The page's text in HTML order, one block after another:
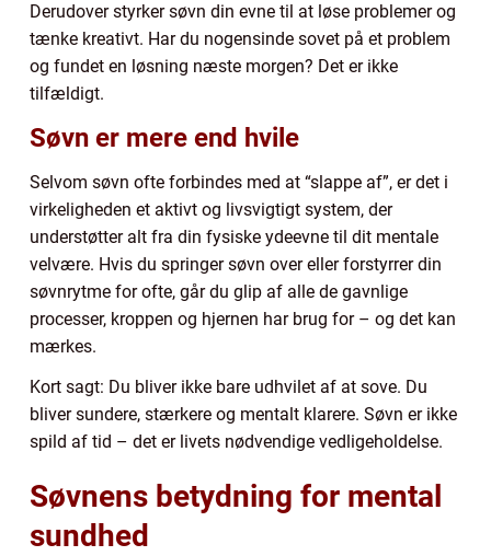
Derudover styrker søvn din evne til at løse problemer og
tænke kreativt. Har du nogensinde sovet på et problem
og fundet en løsning næste morgen? Det er ikke
tilfældigt.
Søvn er mere end hvile
Selvom søvn ofte forbindes med at “slappe af”, er det i
virkeligheden et aktivt og livsvigtigt system, der
understøtter alt fra din fysiske ydeevne til dit mentale
velvære. Hvis du springer søvn over eller forstyrrer din
søvnrytme for ofte, går du glip af alle de gavnlige
processer, kroppen og hjernen har brug for – og det kan
mærkes.
Kort sagt: Du bliver ikke bare udhvilet af at sove. Du
bliver sundere, stærkere og mentalt klarere. Søvn er ikke
spild af tid – det er livets nødvendige vedligeholdelse.
Søvnens betydning for mental
sundhed